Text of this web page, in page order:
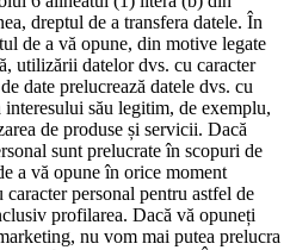
dreptul de a transfera datele. În
de a vă opune, din motive legate
utilizării datelor dvs. cu caracter
date prelucrează datele dvs. cu
interesului său legitim, de exemplu,
de produse și servicii. Dacă
sunt prelucrate în scopuri de
a vă opune în orice moment
personal pentru astfel de
profilarea. Dacă vă opuneți
nu vom mai putea prelucra